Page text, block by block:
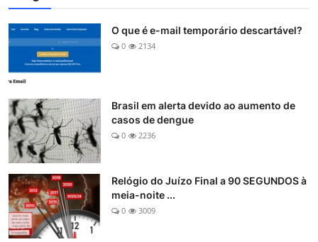
O que é e-mail temporário descartável?
0 2134
Brasil em alerta devido ao aumento de
casos de dengue
0 2236
Relógio do Juízo Final a 90 SEGUNDOS à
meia-noite ...
0 3009